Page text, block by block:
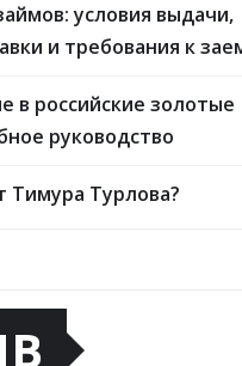
условия выдачи,
и требования к
в российские золотые
руководство
Тимура Турлова?